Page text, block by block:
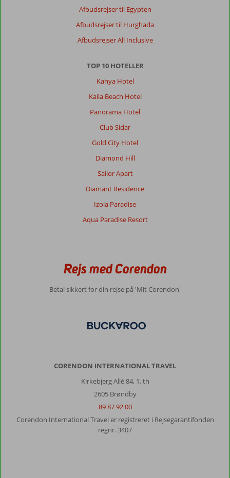
Afbudsrejser til Egypten
Afbudsrejser til Hurghada
Afbudsrejser All Inclusive
TOP 10 HOTELLER
Kahya Hotel
Kaila Beach Hotel
Panorama Hotel
Club Sidar
Gold City Hotel
Diamond Hill
Sailor Apart
Diamant Residence
Izola Paradise
Aqua Paradise Resort
Rejs med Corendon
Betal sikkert for din rejse på 'Mit Corendon'
CORENDON INTERNATIONAL TRAVEL
Kirkebjerg Allé 84, 1. th
2605 Brøndby
89 87 92 00
Corendon International Travel er registreret i Rejsegarantifonden
regnr. 3407